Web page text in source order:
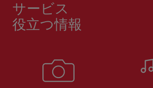
サービス
役立つ情報